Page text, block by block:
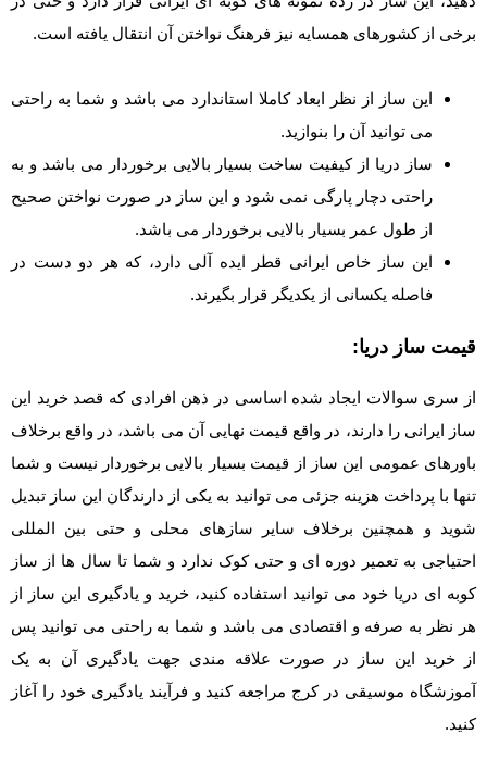
برخی از کشورهای همسایه نیز فرهنگ نواختن آن انتقال یافته است.
این ساز از نظر ابعاد کاملا استاندارد می باشد و شما به راحتی
می توانید آن را بنوازید.
ساز دریا از کیفیت ساخت بسیار بالایی برخوردار می باشد و به
راحتی دچار پارگی نمی شود و این ساز در صورت نواختن صحیح
از طول عمر بسیار بالایی برخوردار می باشد.
این ساز خاص ایرانی قطر ایده آلی دارد، که هر دو دست در
فاصله یکسانی از یکدیگر قرار بگیرند.
قیمت ساز دریا:
از سری سوالات ایجاد شده اساسی در ذهن افرادی که قصد خرید این
ساز ایرانی را دارند، در واقع قیمت نهایی آن می باشد، در واقع برخلاف
باورهای عمومی این ساز از قیمت بسیار بالایی برخوردار نیست و شما
تنها با پرداخت هزینه جزئی می توانید به یکی از دارندگان این ساز تبدیل
شوید و همچنین برخلاف سایر سازهای محلی و حتی بین المللی
احتیاجی به تعمیر دوره ای و حتی کوک ندارد و شما تا سال ها از ساز
کوبه ای دریا خود می توانید استفاده کنید، خرید و یادگیری این ساز از
هر نظر به صرفه و اقتصادی می باشد و شما به راحتی می توانید پس
از خرید این ساز در صورت علاقه مندی جهت یادگیری آن به یک
آموزشگاه موسیقی در کرج مراجعه کنید و فرآیند یادگیری خود را آغاز
کنید.